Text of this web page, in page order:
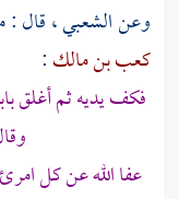
وعنالشعبي، قال
كعب بن مالك:
فكف يديه ثم أغلق
عفا الله عن كل